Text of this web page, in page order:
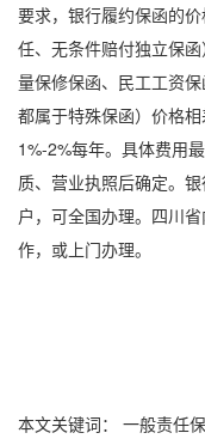
要求，银行履约保函的价
任、无条件赔付独立保
量保修保函、 民工工资保
都属于特殊保函）价格
1%-2%每年。具体费用
质、营业执照后确定。
户，可全国办理。四川
作，或上门办理。
本文关键词： 一般责任